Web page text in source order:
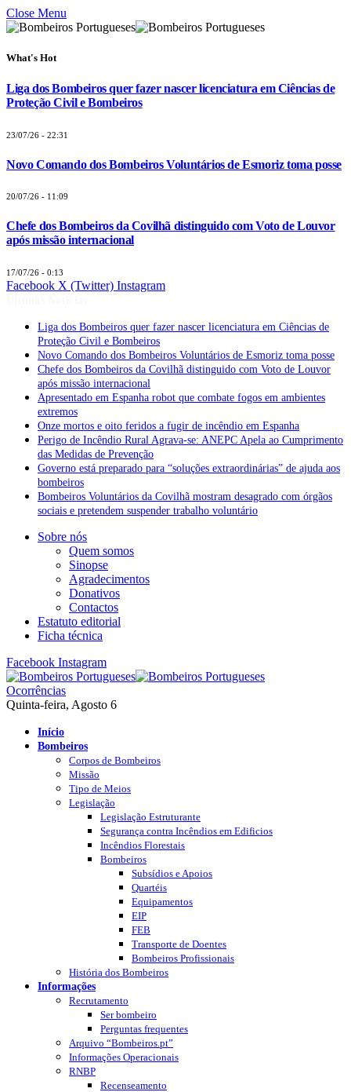
Close Menu
What's Hot
Liga dos Bombeiros quer fazer nascer licenciatura em Ciências de
Proteção Civil e Bombeiros
23/07/26 - 22:31
Novo Comando dos Bombeiros Voluntários de Esmoriz toma posse
20/07/26 - 11:09
Chefe dos Bombeiros da Covilhã distinguido com Voto de Louvor
após missão internacional
17/07/26 - 0:13
Facebook X (Twitter) Instagram
Liga dos Bombeiros quer fazer nascer licenciatura em Ciências de
Proteção Civil e Bombeiros
Novo Comando dos Bombeiros Voluntários de Esmoriz toma posse
Chefe dos Bombeiros da Covilhã distinguido com Voto de Louvor
após missão internacional
Apresentado em Espanha robot que combate fogos em ambientes
extremos
Onze mortos e oito feridos a fugir de incêndio em Espanha
Perigo de Incêndio Rural Agrava-se: ANEPC Apela ao Cumprimento
das Medidas de Prevenção
Governo está preparado para “soluções extraordinárias” de ajuda aos
bombeiros
Bombeiros Voluntários da Covilhã mostram desagrado com órgãos
sociais e pretendem suspender trabalho voluntário
Sobre nós
Quem somos
Sinopse
Agradecimentos
Donativos
Contactos
Estatuto editorial
Ficha técnica
Facebook Instagram
Ocorrências
Quinta-feira, Agosto 6
Início
Bombeiros
Corpos de Bombeiros
Missão
Tipo de Meios
Legislação
Legislação Estruturante
Segurança contra Incêndios em Edificios
Incêndios Florestais
Bombeiros
Subsídios e Apoios
Quartéis
Equipamentos
EIP
FEB
Transporte de Doentes
Bombeiros Profissionais
História dos Bombeiros
Informações
Recrutamento
Ser bombeiro
Perguntas frequentes
Arquivo “Bombeiros.pt”
Informações Operacionais
RNBP
Recenseamento